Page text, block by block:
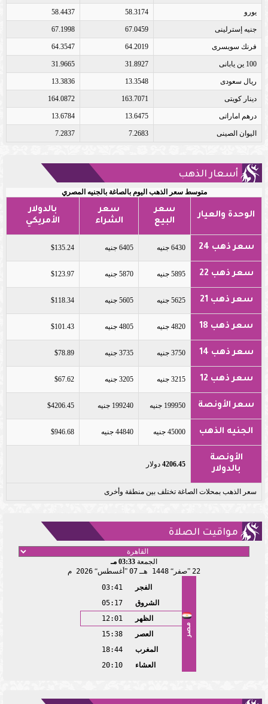
يورو 58.3174
58.4437
جنيه إسترلينى 67.0459
67.1998
فرنك سويسرى 64.2019
64.3547
100 ين يابانى 31.8927
31.9665
ريال سعودى 13.3548
13.3836
دينار كويتى 163.7071
164.0872
درهم اماراتى 13.6475
13.6784
اليوان الصينى 7.2683
7.2837
أسعار الذهب
متوسط سعر الذهب اليوم بالصاغة بالجنيه المصري
الوحدة والعيار
سعر
البيع
سعر
الشراء
بالدولار
الأمريكي
سعر ذهب 24 6430 جنيه 6405 جنيه $135.24
سعر ذهب 22 5895 جنيه 5870 جنيه $123.97
سعر ذهب 21 5625 جنيه 5605 جنيه $118.34
سعر ذهب 18 4820 جنيه 4805 جنيه $101.43
سعر ذهب 14 3750 جنيه 3735 جنيه $78.89
سعر ذهب 12 3215 جنيه 3205 جنيه $67.62
سعر الأونصة 199950 جنيه 199240 جنيه $4206.45
الجنيه الذهب 45000 جنيه 44840 جنيه $946.68
الأونصة
بالدولار
4206.45 دولار
سعر الذهب بمحلات الصاغة تختلف بين منطقة وأخرى
مواقيت الصلاة
الجمعة 03:33 مـ
22 صفر 1448 هـ 07 أغسطس 2026 م
مصر
الفجر
03:41
الشروق
05:17
الظهر
12:01
العصر
15:38
المغرب
18:44
العشاء
20:10